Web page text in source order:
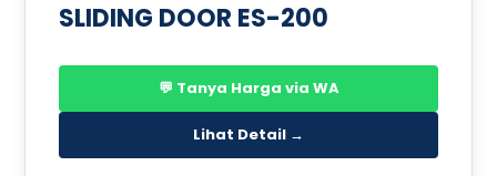
SLIDING DOOR ES-200
💬 Tanya Harga via WA
Lihat Detail →